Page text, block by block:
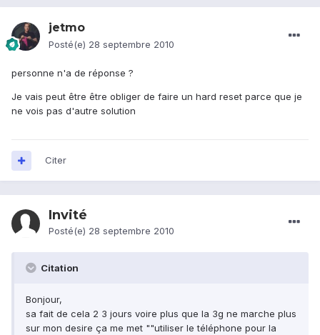
jetmo
Posté(e) 28 septembre 2010
personne n'a de réponse ?
Je vais peut être être obliger de faire un hard reset parce que je
ne vois pas d'autre solution
Citer
Invité
Posté(e) 28 septembre 2010
Citation
Bonjour,
sa fait de cela 2 3 jours voire plus que la 3g ne marche plus
sur mon desire ça me met ""utiliser le téléphone pour la